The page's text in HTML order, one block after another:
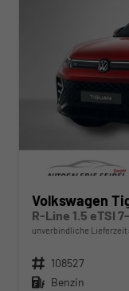
Volkswagen
R-Line 1.5 eTSI
unverbindliche Lieferzeit:
Fahrzeugnr. 108527
Kraftstoff Benzin